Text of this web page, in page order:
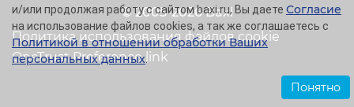
© 2005-2026 Baxi
Политика использования файлов cookie
OneTrust Preference link
и/или продолжая работу с сайтом baxi.ru, Вы даете Согласие
на использование файлов cookies, а так же соглашаетесь с
Политикой в отношении обработки Ваших
персональных данных.
Понятно